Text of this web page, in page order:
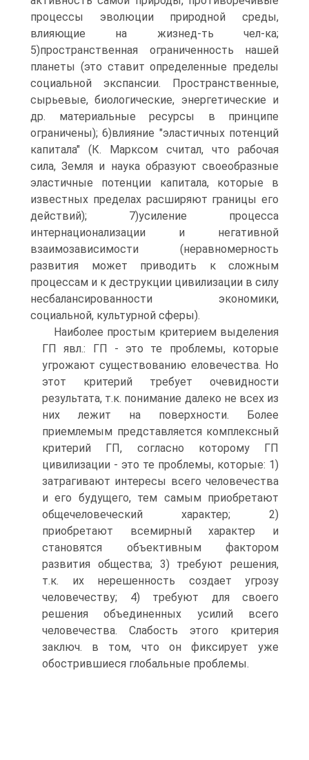
процессы эволюции природной среды,
влияющие на жизнед-ть чел-ка;
5)пространственная ограниченность нашей
планеты (это ставит определенные пределы
социальной экспансии. Пространственные,
сырьевые, биологические, энергетические и
др. материальные ресурсы в принципе
ограничены); 6)влияние "эластичных потенций
капитала" (К. Марксом считал, что рабочая
сила, Земля и наука образуют своеобразные
эластичные потенции капитала, которые в
известных пределах расширяют границы его
действий); 7)усиление процесса
интернационализации и негативной
взаимозависимости (неравномерность
развития может приводить к сложным
процессам и к деструкции цивилизации в силу
несбалансированности экономики,
социальной, культурной сферы).
Наиболее простым критерием выделения
ГП явл.: ГП - это те проблемы, которые
угрожают существованию еловечества. Но
этот критерий требует очевидности
результата, т.к. понимание далеко не всех из
них лежит на поверхности. Более
приемлемым представляется комплексный
критерий ГП, согласно которому ГП
цивилизации - это те проблемы, которые: 1)
затрагивают интересы всего человечества
и его будущего, тем самым приобретают
общечеловеческий характер; 2)
приобретают всемирный характер и
становятся объективным фактором
развития общества; 3) требуют решения,
т.к. их нерешенность создает угрозу
человечеству; 4) требуют для своего
решения объединенных усилий всего
человечества. Слабость этого критерия
заключ. в том, что он фиксирует уже
обострившиеся глобальные проблемы.